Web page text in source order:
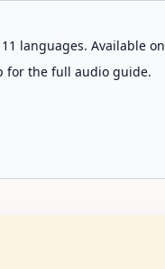
languages. Available
for the full audio guide.